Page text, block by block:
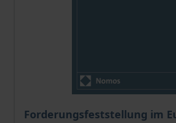
Forderungsfeststellung im
Der Preis dieses Titels richtet